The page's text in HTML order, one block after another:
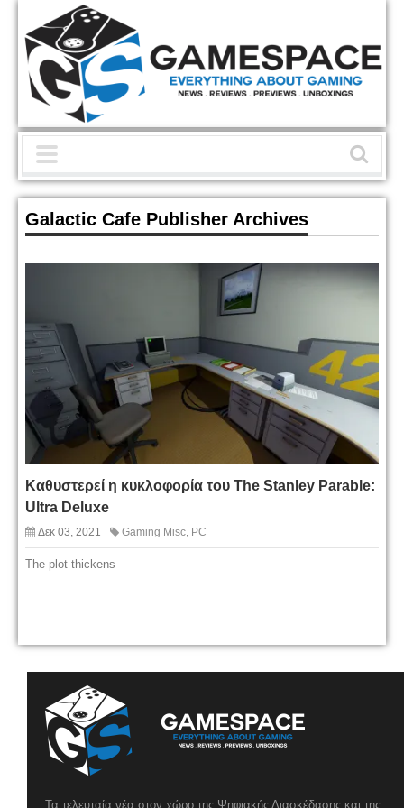
Galactic Cafe Publisher Archives
Καθυστερεί η κυκλοφορία του The Stanley Parable:
Ultra Deluxe
Δεκ 03, 2021 Gaming Misc, PC
The plot thickens
Τα τελευταία νέα στον χώρο της Ψηφιακής Διασκέδασης και της